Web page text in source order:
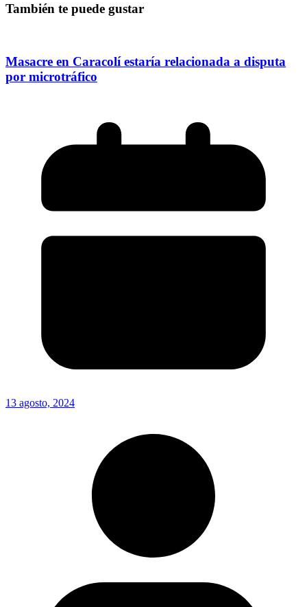
También te puede gustar
Masacre en Caracolí estaría relacionada a disputa
por microtráfico
13 agosto, 2024